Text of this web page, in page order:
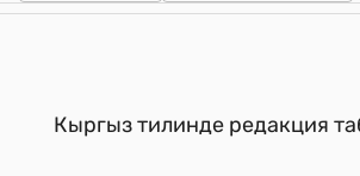
Кыргыз тилинде редакция